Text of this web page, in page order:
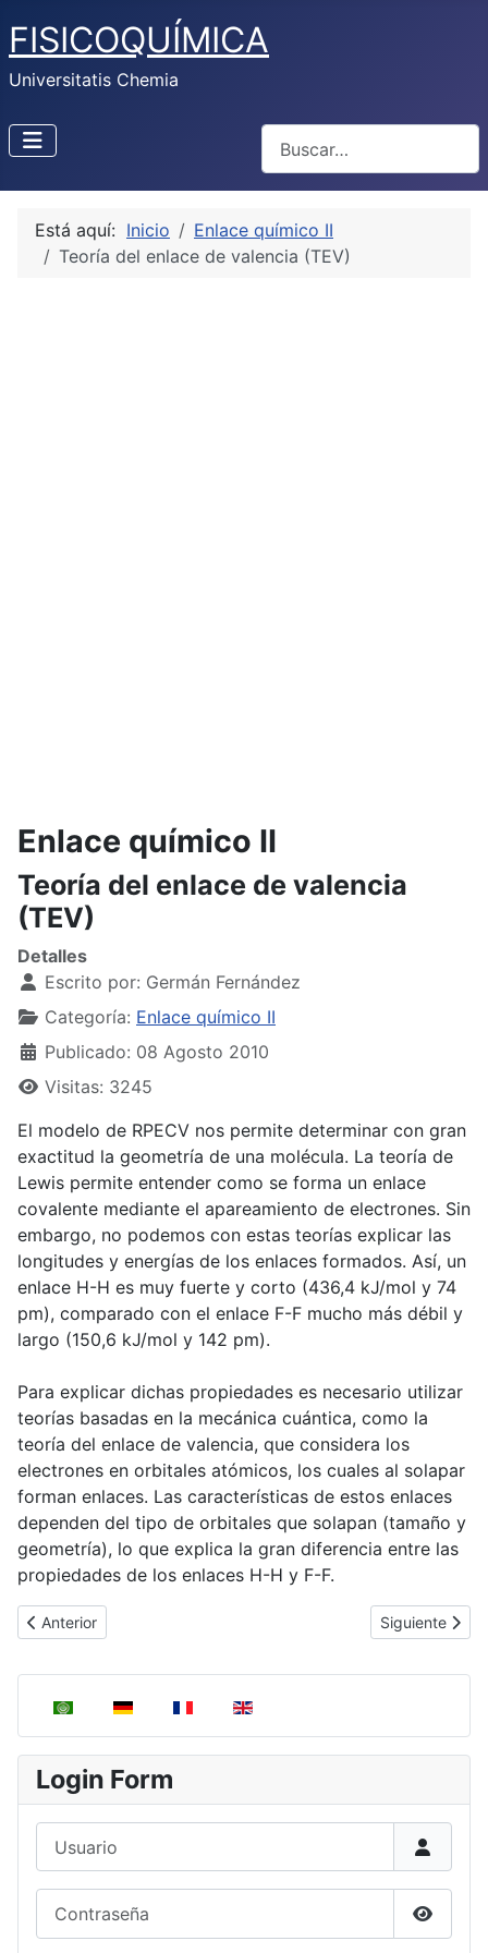
FISICOQUÍMICA
Universitatis Chemia
Seleccione su idioma
Login Form
Está aquí: Inicio
Enlace químico II
Teoría del enlace de valencia (TEV)
Enlace químico II
Teoría del enlace de valencia
(TEV)
Detalles
Escrito por: Germán Fernández
Categoría: Enlace químico II
Publicado: 08 Agosto 2010
Visitas: 3245
El modelo de RPECV nos permite determinar con gran
exactitud la geometría de una molécula. La teoría de
Lewis permite entender como se forma un enlace
covalente mediante el apareamiento de electrones. Sin
embargo, no podemos con estas teorías explicar las
longitudes y energías de los enlaces formados. Así, un
enlace H-H es muy fuerte y corto (436,4 kJ/mol y 74
pm), comparado con el enlace F-F mucho más débil y
largo (150,6 kJ/mol y 142 pm).
Para explicar dichas propiedades es necesario utilizar
teorías basadas en la mecánica cuántica, como la
teoría del enlace de valencia, que considera los
electrones en orbitales atómicos, los cuales al solapar
forman enlaces. Las características de estos enlaces
dependen del tipo de orbitales que solapan (tamaño y
geometría), lo que explica la gran diferencia entre las
propiedades de los enlaces H-H y F-F.
Artículo anterior: Moléculas con geometría plano cuadrada,
Anterior Artículo
Siguiente